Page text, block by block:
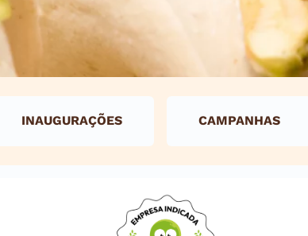
INAUGURAÇÕES CAMPANHAS